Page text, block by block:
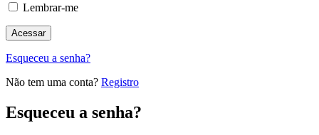
Lembrar-me
Esqueceu a senha?
Não tem uma conta? Registro
Esqueceu a senha?